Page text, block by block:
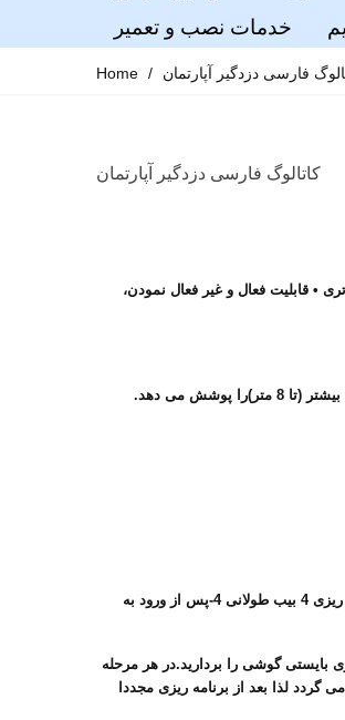
خدمات نصب و تعمیر
Home / فارسی دزدگیر آپارتمان
کاتالوگ فارسی دزدگیر آپارتمان
از قبیل چشم، لادری،آژیر و ریموت •دارای تلفن کننده 5 حافظه • هشدار ضعف باتری • قابلیت فعال و غیر فعال نمودن،
فهرست راهنمای اصوات دستگاه: 1-در هنگام روشن نمودن اولیه بمدت 100 ثانیه ،هر ثانیه 1 بیب می نماید.2-هشدار ضعف باتری یک بیب بلند هر 15 ثانیه 3-ورود به حالت برنامه ریزی 4 بیب طولانی 4-پس از ورود به
بایستی گوشی را بردارید.در هر مرحله
گردد لذا بعد از برنامه ریزی مجددا